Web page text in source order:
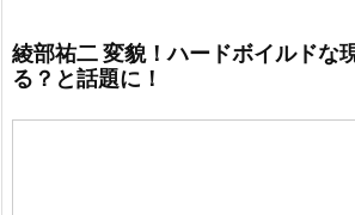
綾部祐二 変貌！ハードボイルドな
る？と話題に！